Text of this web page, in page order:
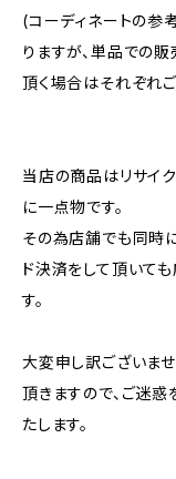
(コーディネートの参
りますが、単品での
頂く場合はそれぞれ
当店の商品はリサイ
に一点物です。
その為店舗でも同時
ド決済をして頂いて
す。
大変申し訳ございま
頂きますので、ご迷惑
たします。